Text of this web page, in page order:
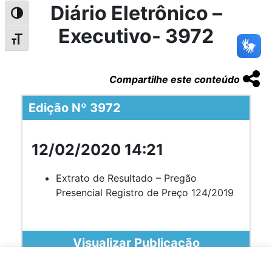
Alternar alto contraste
Alternar tamanho da fonte
Diário Eletrônico –
Executivo- 3972
Compartilhe este conteúdo
Edição Nº 3972
12/02/2020 14:21
Extrato de Resultado – Pregão
Presencial Registro de Preço 124/2019
Visualizar Publicação